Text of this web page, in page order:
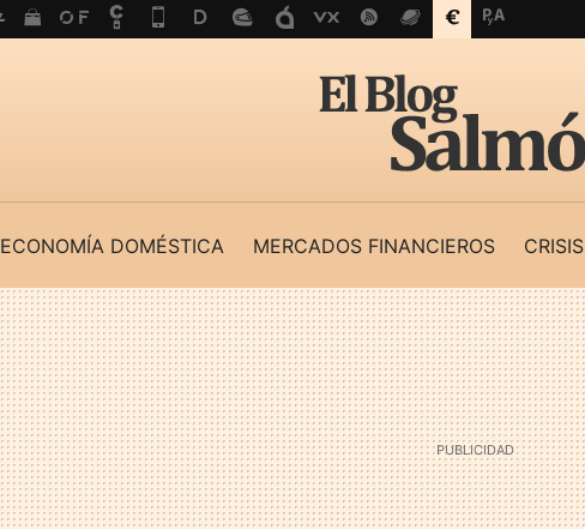
ECONOMÍA DOMÉSTICA MERCADOS FINANCIEROS CRISIS